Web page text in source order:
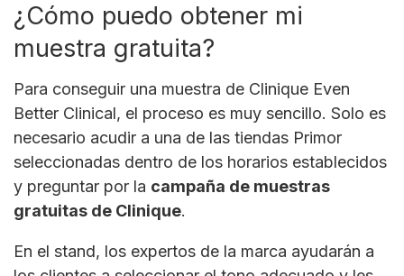
¿Cómo puedo obtener mi
muestra gratuita?
Para conseguir una muestra de Clinique Even
Better Clinical, el proceso es muy sencillo. Solo es
necesario acudir a una de las tiendas Primor
seleccionadas dentro de los horarios establecidos
y preguntar por la campaña de muestras
gratuitas de Clinique.
En el stand, los expertos de la marca ayudarán a